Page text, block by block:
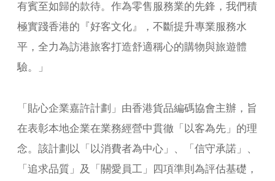
有賓至如歸的款待。作為零售服務業的先鋒，我們積
極實踐香港的『好客文化』，不斷提升專業服務水
平，全力為訪港旅客打造舒適稱心的購物與旅遊體
驗。」
「貼心企業嘉許計劃」由香港貨品編碼協會主辦，旨
在表彰本地企業在業務經營中貫徹「以客為先」的理
念。該計劃以「以消費者為中心」、「信守承諾」、
「追求品質」及「關愛員工」四項準則為評估基礎，